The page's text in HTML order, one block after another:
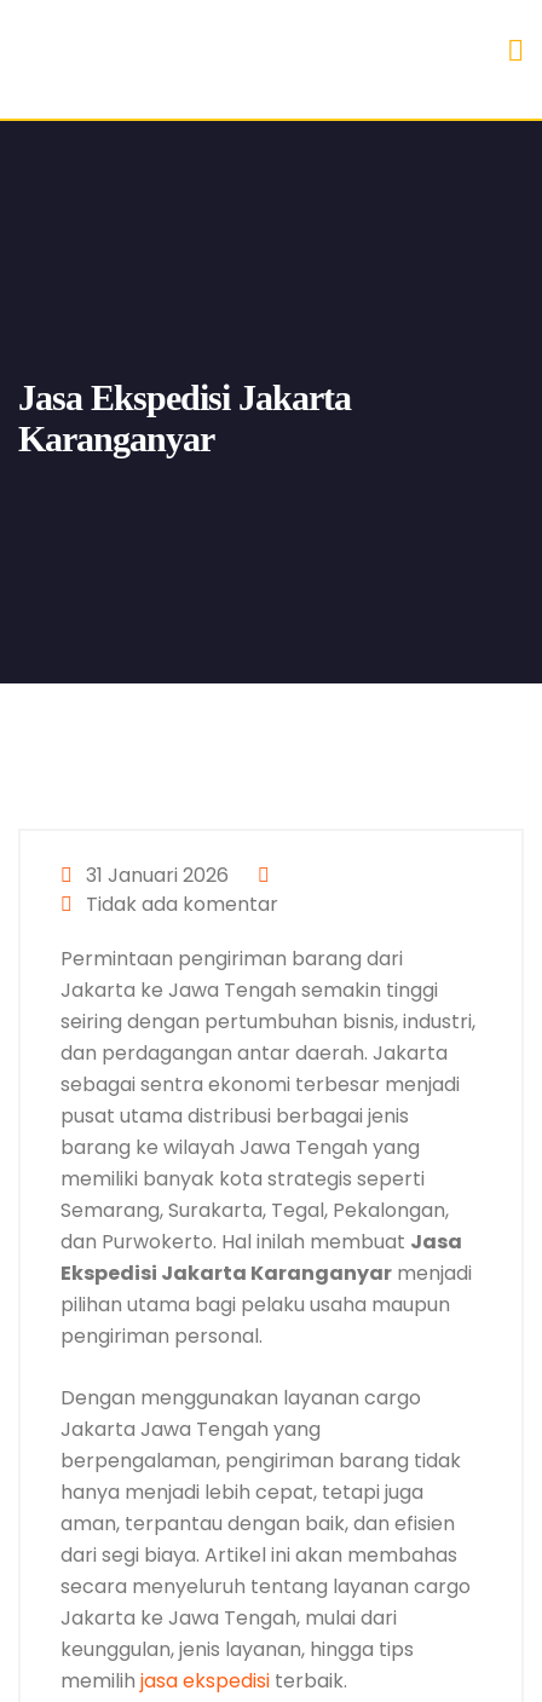
Jasa Ekspedisi Jakarta
Karanganyar
31 Januari 2026
Tidak ada komentar
Permintaan pengiriman barang dari
Jakarta ke Jawa Tengah semakin tinggi
seiring dengan pertumbuhan bisnis, industri,
dan perdagangan antar daerah. Jakarta
sebagai sentra ekonomi terbesar menjadi
pusat utama distribusi berbagai jenis
barang ke wilayah Jawa Tengah yang
memiliki banyak kota strategis seperti
Semarang, Surakarta, Tegal, Pekalongan,
dan Purwokerto. Hal inilah membuat Jasa
Ekspedisi Jakarta Karanganyar menjadi
pilihan utama bagi pelaku usaha maupun
pengiriman personal.
Dengan menggunakan layanan cargo
Jakarta Jawa Tengah yang
berpengalaman, pengiriman barang tidak
hanya menjadi lebih cepat, tetapi juga
aman, terpantau dengan baik, dan efisien
dari segi biaya. Artikel ini akan membahas
secara menyeluruh tentang layanan cargo
Jakarta ke Jawa Tengah, mulai dari
keunggulan, jenis layanan, hingga tips
memilih jasa ekspedisi terbaik.